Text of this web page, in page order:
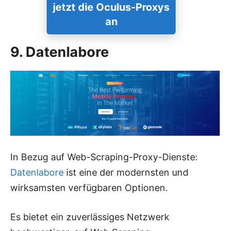
jetzt die Oculus-Proxys
an
9. Datenlabore
In Bezug auf Web-Scraping-Proxy-Dienste:
Datenlabore ist eine der modernsten und
wirksamsten verfügbaren Optionen.
Es bietet ein zuverlässiges Netzwerk